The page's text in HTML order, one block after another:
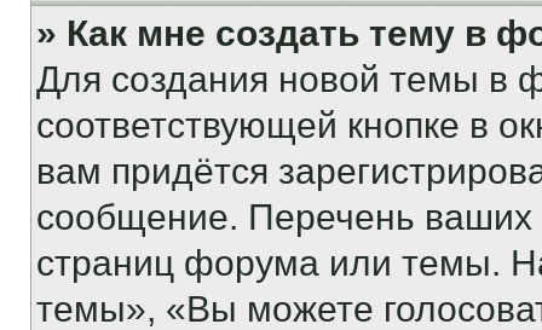
» Как мне создать тему в
Для создания новой темы в
соответствующей кнопке в
вам придётся
сообщение. Перечень ваших
страниц форума или темы.
темы», «Вы можете